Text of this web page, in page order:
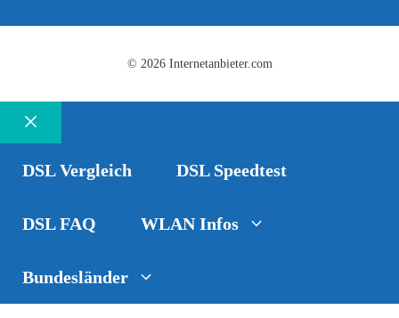
© 2026 Internetanbieter.com
Schließen
DSL Vergleich DSL Speedtest
DSL FAQ WLAN Infos
Bundesländer